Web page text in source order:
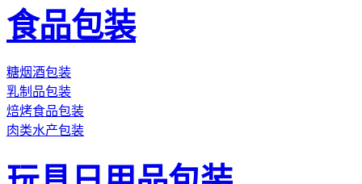
食品包装
糖烟酒包装
乳制品包装
焙烤食品包装
肉类水产包装